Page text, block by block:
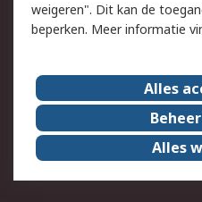
Algemene
verkoopvoorwaarden
Over RS
RS Group
RS wereldwijd
ESG
weigeren". Dit kan de
beperken. Meer informatie
Alles
Alles